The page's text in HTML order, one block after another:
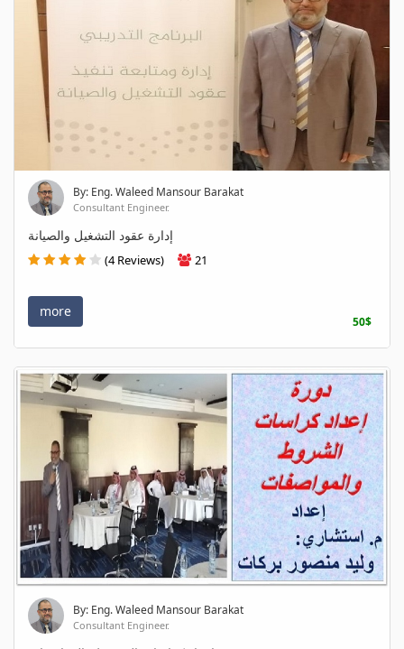
By: Eng. Waleed Mansour Barakat
Consultant Engineer.
إدارة عقود التشغيل والصيانة
(4 Reviews) 21
more
50$
By: Eng. Waleed Mansour Barakat
Consultant Engineer.